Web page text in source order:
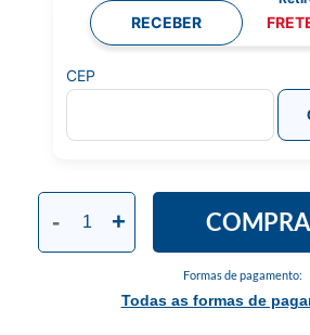
Formas de pagamento:
Todas as formas de
- +
RECEBER
CEP